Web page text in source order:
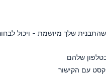
שלך מיושמת - ויכול
שלהם
עם הקישור